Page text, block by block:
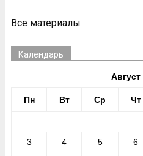
Все материалы
Календарь
Август
Пн Вт Ср Чт
3 4 5 6